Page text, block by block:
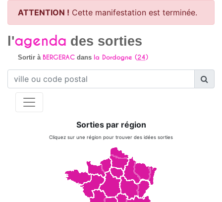
ATTENTION ! Cette manifestation est terminée.
l'agenda des sorties
Sortir à BERGERACdans la Dordogne (24)
Sorties par région
Cliquez sur une région pour trouver des idées sorties